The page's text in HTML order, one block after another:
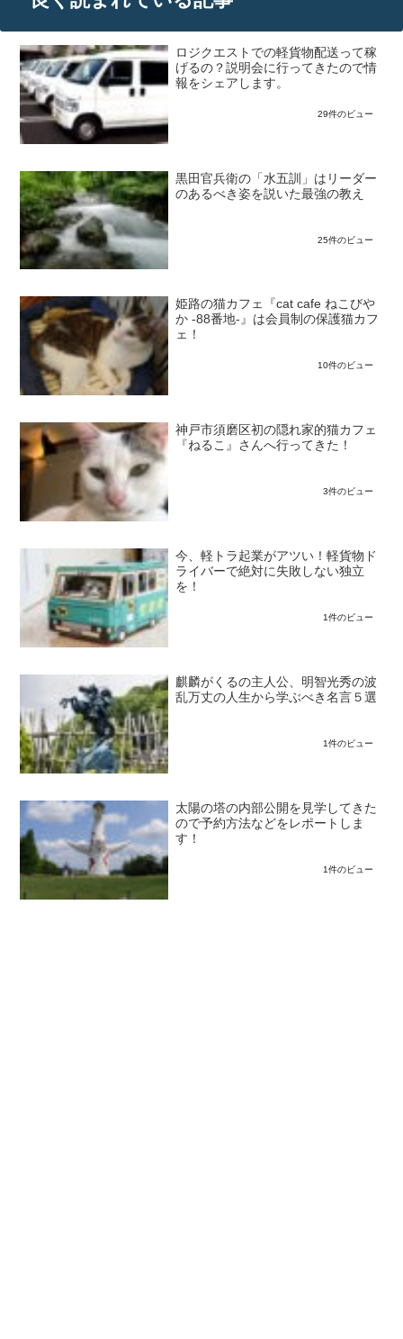
ロジクエストでの軽貨物配送って稼
げるの？説明会に行ってきたので情
報をシェアします。
29件のビュー
黒田官兵衛の「水五訓」はリーダー
のあるべき姿を説いた最強の教え
25件のビュー
姫路の猫カフェ『cat cafe ねこびや
か -88番地-』は会員制の保護猫カフ
ェ！
10件のビュー
神戸市須磨区初の隠れ家的猫カフェ
『ねるこ』さんへ行ってきた！
3件のビュー
今、軽トラ起業がアツい！軽貨物ド
ライバーで絶対に失敗しない独立
を！
1件のビュー
麒麟がくるの主人公、明智光秀の波
乱万丈の人生から学ぶべき名言５選
1件のビュー
太陽の塔の内部公開を見学してきた
ので予約方法などをレポートしま
す！
1件のビュー